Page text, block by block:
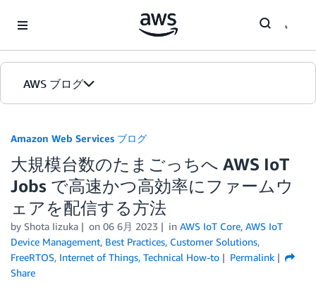
AWS ブログ
カテゴリ
エディション
Amazon Web Services ブログ
大規模台数のたまごっちへ AWS IoT
Jobs で高速かつ高効率にファームウ
ェアを配信する方法
by Shota Iizuka on 06 6月 2023 in AWS IoT Core, AWS IoT
Device Management, Best Practices, Customer Solutions,
FreeRTOS, Internet of Things, Technical How-to
Permalink
Share